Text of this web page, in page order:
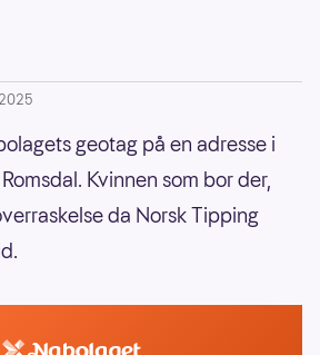
geotag på en adresse i
Kvinnen som bor der,
da Norsk Tipping